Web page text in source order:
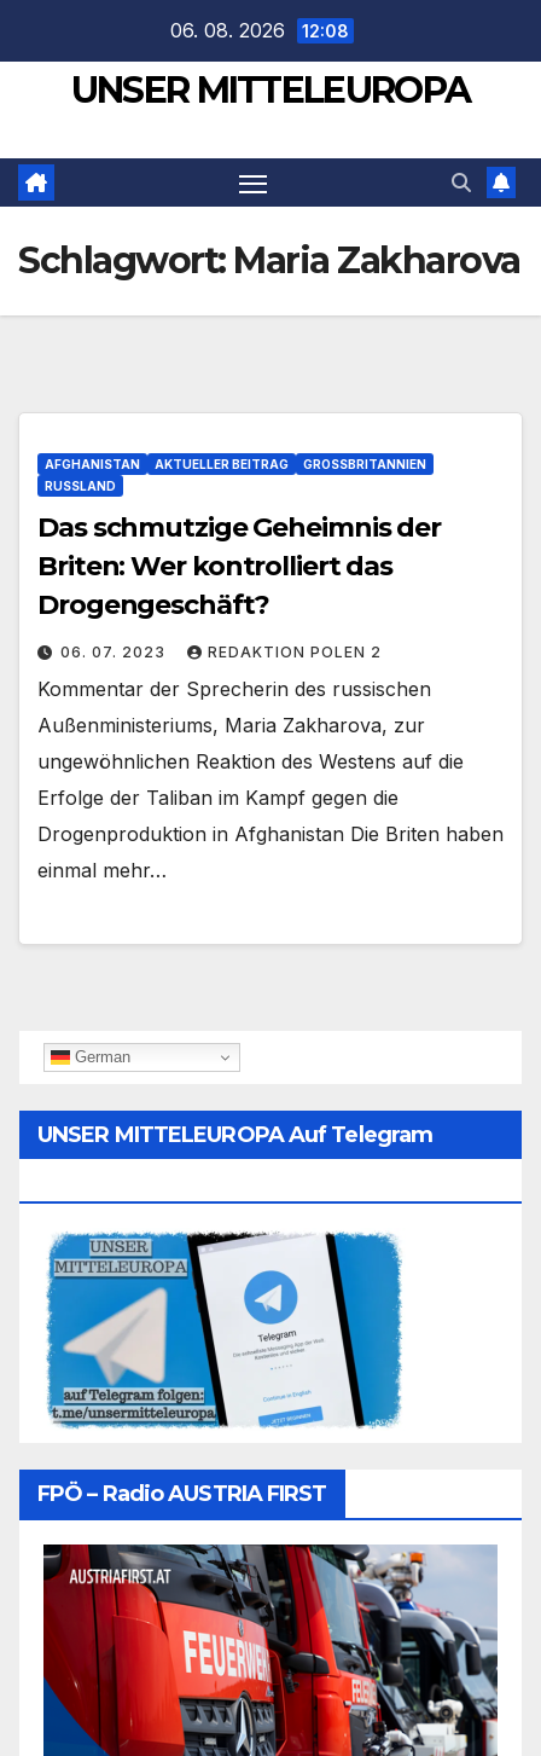
springen
06. 08. 2026 12:08
UNSER MITTELEUROPA
Schlagwort: Maria Zakharova
AFGHANISTAN AKTUELLER BEITRAG
GROSSBRITANNIEN
RUSSLAND
Das schmutzige Geheimnis der
Briten: Wer kontrolliert das
Drogengeschäft?
06. 07. 2023 REDAKTION POLEN 2
Kommentar der Sprecherin des russischen
Außenministeriums, Maria Zakharova, zur
ungewöhnlichen Reaktion des Westens auf die
Erfolge der Taliban im Kampf gegen die
Drogenproduktion in Afghanistan Die Briten haben
einmal mehr…
German
UNSER MITTELEUROPA Auf Telegram
FPÖ – Radio AUSTRIA FIRST